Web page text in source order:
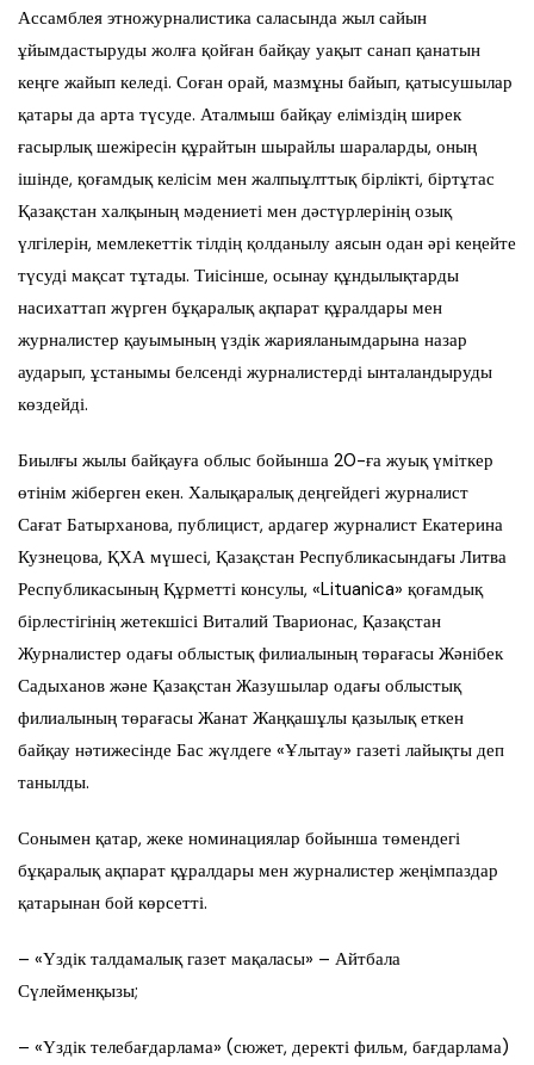
Ассамблея этножурналистика саласында жыл сайын
ұйымдастыруды жолға қойған байқау уақыт санап қанатын
кеңге жайып келеді. Соған орай, мазмұны байып, қатысушылар
қатары да арта түсуде. Аталмыш байқау еліміздің ширек
ғасырлық шежіресін құрайтын шырайлы шараларды, оның
ішінде, қоғамдық келісім мен жалпыұлттық бірлікті, біртұтас
Қазақстан халқының мәдениеті мен дәстүрлерінің озық
үлгілерін, мемлекеттік тілдің қолданылу аясын одан әрі кеңейте
түсуді мақсат тұтады. Тиісінше, осынау құндылықтарды
насихаттап жүрген бұқаралық ақпарат құралдары мен
журналистер қауымының үздік жарияланымдарына назар
аударып, ұстанымы белсенді журналистерді ынталандыруды
көздейді.
Биылғы жылы байқауға облыс бойынша 20-ға жуық үміткер
өтінім жіберген екен. Халықаралық деңгейдегі журналист
Сағат Батырханова, публицист, ардагер журналист Екатерина
Кузнецова, ҚХА мүшесі, Қазақстан Республикасындағы Литва
Республикасының Құрметті консулы, «Lituanica» қоғамдық
бірлестігінің жетекшісі Виталий Тварионас, Қазақстан
Журналистер одағы облыстық филиалының төрағасы Жәнібек
Садыханов және Қазақстан Жазушылар одағы облыстық
филиалының төрағасы Жанат Жаңқашұлы қазылық еткен
байқау нәтижесінде Бас жүлдеге «Ұлытау» газеті лайықты деп
танылды.
Сонымен қатар, жеке номинациялар бойынша төмендегі
бұқаралық ақпарат құралдары мен журналистер жеңімпаздар
қатарынан бой көрсетті.
– «Үздік талдамалық газет мақаласы» – Айтбала
Сүлейменқызы;
– «Үздік телебағдарлама» (сюжет, деректі фильм, бағдарлама)